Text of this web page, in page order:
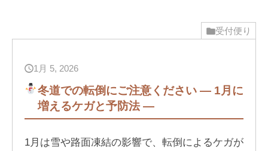
受付便り
1月 5, 2026
冬道での転倒にご注意ください ― 1月に
増えるケガと予防法 ―
1月は雪や路面凍結の影響で、転倒によるケガが